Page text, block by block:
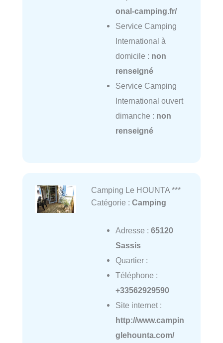
onal-camping.fr/
Service Camping
International à
domicile : non
renseigné
Service Camping
International ouvert
dimanche : non
renseigné
Camping Le HOUNTA ***
Catégorie : Camping
Adresse : 65120
Sassis
Quartier :
Téléphone :
+33562929590
Site internet :
http://www.campin
glehounta.com/